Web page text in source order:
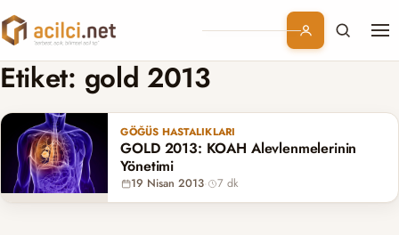
Branşlar
Konular
Etiket: gold 2013
GÖĞÜS HASTALIKLARI
GOLD 2013: KOAH Alevlenmelerinin
Yönetimi
19 Nisan 2013· 7 dk